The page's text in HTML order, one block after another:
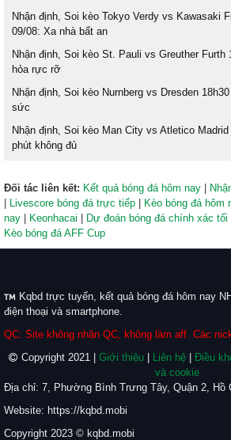
Nhận định, Soi kèo Tokyo Verdy vs Kawasaki
09/08: Xa nhà bất an
Nhận định, Soi kèo St. Pauli vs Greuther Furth
hỏa rực rỡ
Nhận định, Soi kèo Nurnberg vs Dresden
sức
Nhận định, Soi kèo Man City vs Atletico
phút không đủ
Đối tác liên kết: Kết quả bóng đá hôm nay
Livescore bóng đá trực tiếp Kèo bóng đá hôm
nay
Keonhacai Dự đoán bóng đá chính xác tối
Kèo bóng đá AFF Cup
Kqbd trực tuyến, kết quả bóng đá hôm nay
điện thoại và smartphone.
QC: Site không nhận QC, không làm aff. Các
Copyright 2021 | Giới thiệu Liên hệ Điều
và cookie
Địa chỉ: 7, Phường Bình Trưng Tây, Quận 2, Hồ
Website: https://kqbd.mobi
Copyright 2023 © kqbd.mobi